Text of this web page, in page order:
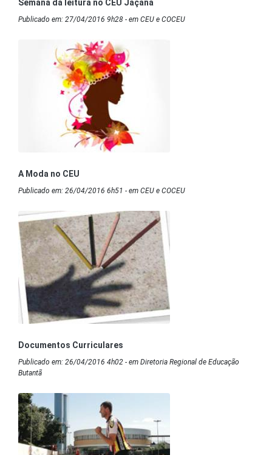
Semana da leitura no CEU Jaçanã
Publicado em: 27/04/2016 9h28 - em CEU e COCEU
A Moda no CEU
Publicado em: 26/04/2016 6h51 - em CEU e COCEU
Documentos Curriculares
Publicado em: 26/04/2016 4h02 - em Diretoria Regional de Educação
Butantã